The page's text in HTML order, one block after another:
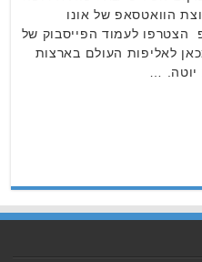
הוואטסאפ של אונו
הצטרפו לעמוד הפייסבוק של
לאליפות העולם בארצות
…